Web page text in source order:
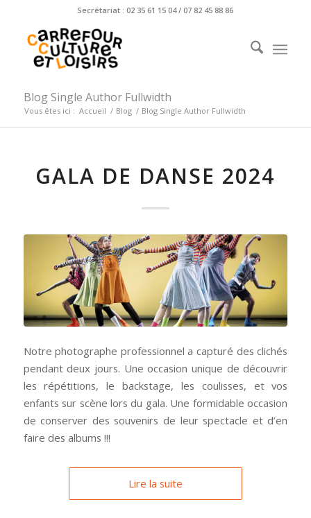
Secrétariat : 02 35 61 15 04 / 07 82 45 88 86
Blog Single Author Fullwidth
Vous êtes ici : Accueil / Blog / Blog Single Author Fullwidth
GALA DE DANSE 2024
Notre photographe professionnel a capturé des clichés
pendant deux jours. Une occasion unique de découvrir
les répétitions, le backstage, les coulisses, et vos
enfants sur scène lors du gala. Une formidable occasion
de conserver des souvenirs de leur spectacle et d’en
faire des albums !!!
Lire la suite